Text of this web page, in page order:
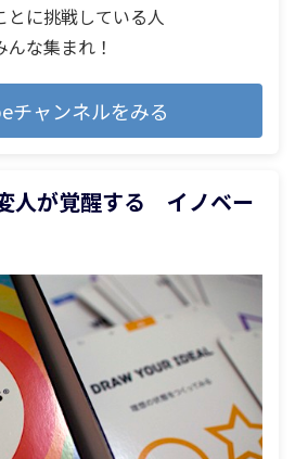
とに挑戦している人
んな集まれ！
チャンネルをみる
人が覚醒する イノベー